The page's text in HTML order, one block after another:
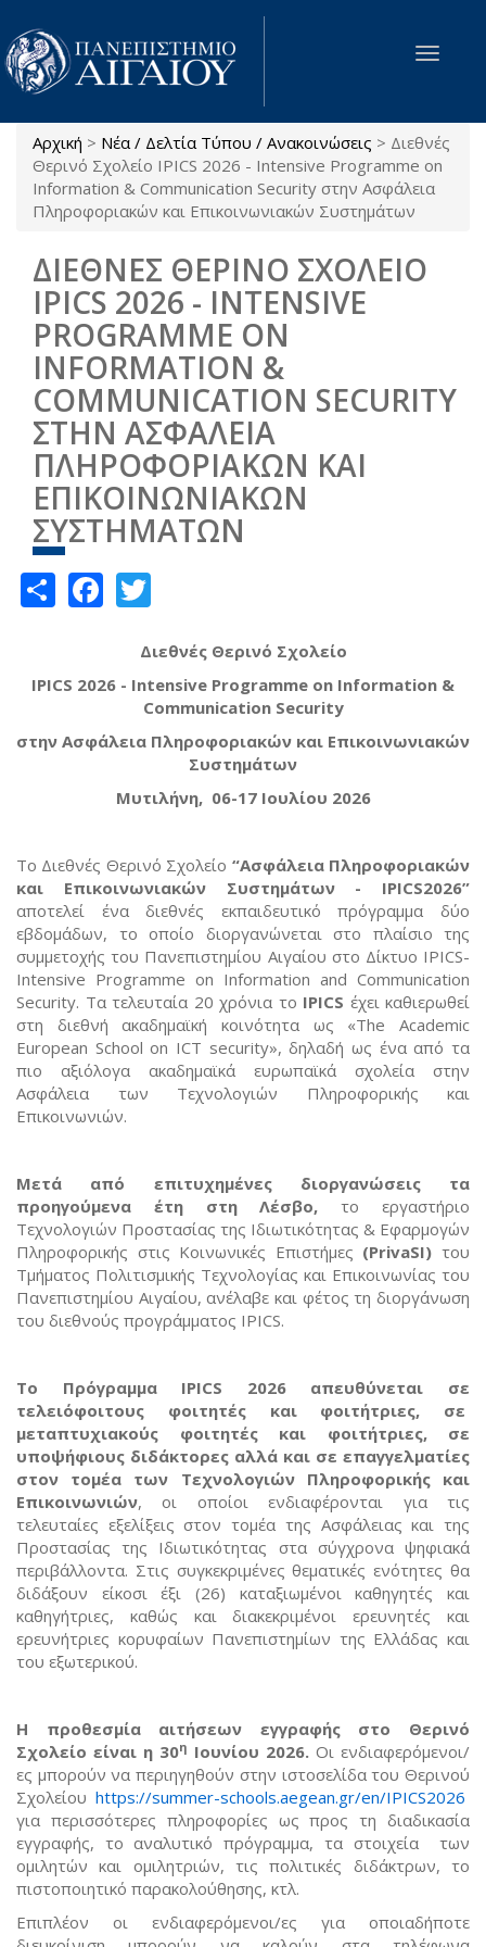
Παράκαμψη προς το κυρίως περιεχόμενο
Toggle
Είστε εδώ
Αρχική > Νέα / Δελτία Τύπου / Ανακοινώσεις > Διεθνές
Θερινό Σχολείο IPICS 2026 - Intensive Programme on
Information & Communication Security στην Ασφάλεια
Πληροφοριακών και Επικοινωνιακών Συστημάτων
ΔΙΕΘΝΕΣ ΘΕΡΙΝΟ ΣΧΟΛΕΙΟ
IPICS 2026 - INTENSIVE
PROGRAMME ON
INFORMATION &
COMMUNICATION SECURITY
ΣΤΗΝ ΑΣΦΑΛΕΙΑ
ΠΛΗΡΟΦΟΡΙΑΚΩΝ ΚΑΙ
ΕΠΙΚΟΙΝΩΝΙΑΚΩΝ
ΣΥΣΤΗΜΑΤΩΝ
ShareFacebook
Διεθνές Θερινό Σχολείο
IPICS 2026 - Intensive Programme on Information &
Communication Security
στην Ασφάλεια Πληροφοριακών και Επικοινωνιακών
Συστημάτων
Μυτιλήνη, 06-17 Ιουλίου 2026
Το Διεθνές Θερινό Σχολείο “Ασφάλεια Πληροφοριακών
και Επικοινωνιακών Συστημάτων - IPICS2026”
αποτελεί ένα διεθνές εκπαιδευτικό πρόγραμμα δύο
εβδομάδων, το οποίο διοργανώνεται στο πλαίσιο της
συμμετοχής του Πανεπιστημίου Αιγαίου στο Δίκτυο IPICS-
Intensive Programme on Information and Communication
Security. Τα τελευταία 20 χρόνια το IPICS έχει καθιερωθεί
στη διεθνή ακαδημαϊκή κοινότητα ως «Τhe Academic
European School on ICT security», δηλαδή ως ένα από τα
πιο αξιόλογα ακαδημαϊκά ευρωπαϊκά σχολεία στην
Ασφάλεια των Τεχνολογιών Πληροφορικής και
Επικοινωνιών.
Μετά από επιτυχημένες διοργανώσεις τα
προηγούμενα έτη στη Λέσβο,το εργαστήριο
Τεχνολογιών Προστασίας της Ιδιωτικότητας & Εφαρμογών
Πληροφορικής στις Κοινωνικές Επιστήμες (PrivaSI)του
Τμήματος Πολιτισμικής Τεχνολογίας και Επικοινωνίας του
Πανεπιστημίου Αιγαίου, ανέλαβε και φέτος τη διοργάνωση
του διεθνούς προγράμματος IPICS.
Το Πρόγραμμα IPICS 2026 απευθύνεται σε
τελειόφοιτους φοιτητές και φοιτήτριες, σε
μεταπτυχιακούς φοιτητές και φοιτήτριες, σε
υποψήφιους διδάκτορες αλλά και σε επαγγελματίες
στον τομέα των Τεχνολογιών Πληροφορικής και
Επικοινωνιών, οι οποίοι ενδιαφέρονται για τις
τελευταίες εξελίξεις στον τομέα της Ασφάλειας και της
Προστασίας της Ιδιωτικότητας στα σύγχρονα ψηφιακά
περιβάλλοντα. Στις συγκεκριμένες θεματικές ενότητες θα
διδάξουν είκοσι έξι (26) καταξιωμένοι καθηγητές και
καθηγήτριες, καθώς και διακεκριμένοι ερευνητές και
ερευνήτριες κορυφαίων Πανεπιστημίων της Ελλάδας και
του εξωτερικού.
Η προθεσμία αιτήσεων εγγραφής στο Θερινό
Σχολείο είναι η 30η Ιουνίου 2026. Οι ενδιαφερόμενοι/
ες μπορούν να περιηγηθούν στην ιστοσελίδα του Θερινού
Σχολείου https://summer-schools.aegean.gr/en/IPICS2026
για περισσότερες πληροφορίες ως προς τη διαδικασία
εγγραφής, το αναλυτικό πρόγραμμα, τα στοιχεία των
ομιλητών και ομιλητριών, τις πολιτικές διδάκτρων, το
πιστοποιητικό παρακολούθησης, κτλ.
Επιπλέον οι ενδιαφερόμενοι/ες για οποιαδήποτε